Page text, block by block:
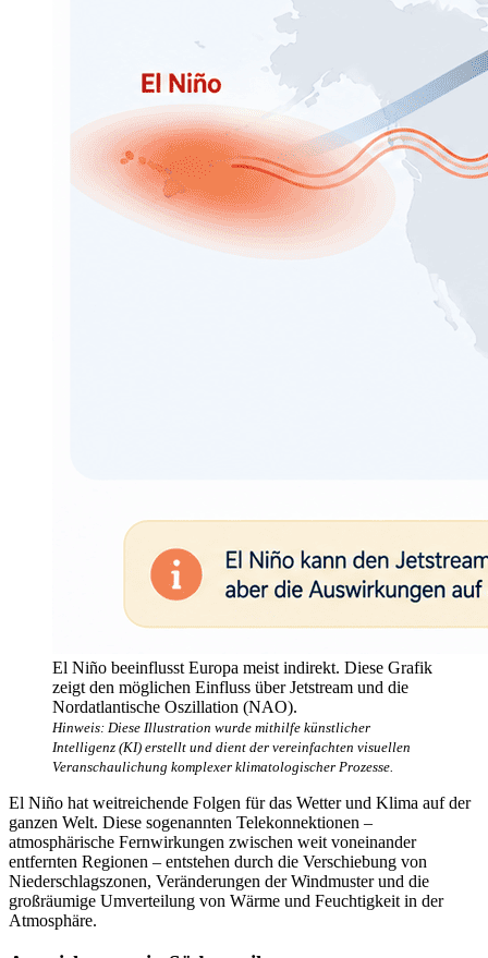
El Niño beeinflusst Europa meist indirekt. Diese Grafik
zeigt den möglichen Einfluss über Jetstream und die
Nordatlantische Oszillation (NAO).
Hinweis: Diese Illustration wurde mithilfe künstlicher
Intelligenz (KI) erstellt und dient der vereinfachten visuellen
Veranschaulichung komplexer klimatologischer Prozesse.
El Niño hat weitreichende Folgen für das Wetter und Klima auf der
ganzen Welt. Diese sogenannten Telekonnektionen –
atmosphärische Fernwirkungen zwischen weit voneinander
entfernten Regionen – entstehen durch die Verschiebung von
Niederschlagszonen, Veränderungen der Windmuster und die
großräumige Umverteilung von Wärme und Feuchtigkeit in der
Atmosphäre.